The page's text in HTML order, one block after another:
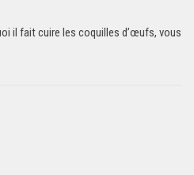
il fait cuire les coquilles d’œufs, vous